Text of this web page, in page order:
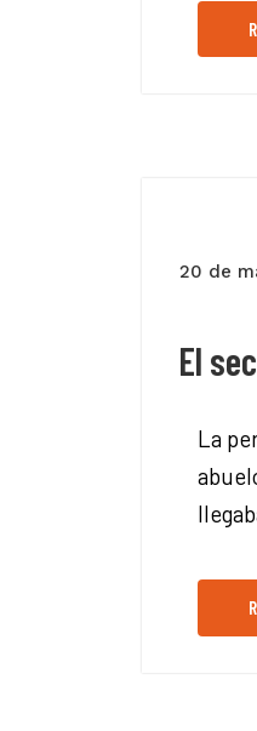
20 de
El
La